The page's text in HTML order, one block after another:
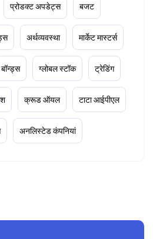
प्रोडक्ट अपडेट्स बजट
अर्थव्यवस्था मार्केट मास्टर्स
बॉन्ड्स ग्लोबल स्टॉक ट्रेडिंग
क्रूड ऑयल टाटा आईपीएल
अनलिस्टेड कंपनियां